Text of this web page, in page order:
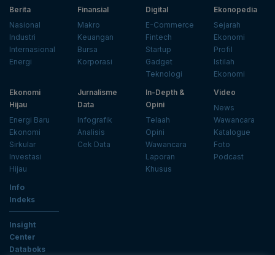
Berita
Nasional
Industri
Internasional
Energi
Finansial
Makro
Keuangan
Bursa
Korporasi
Digital
E-Commerce
Fintech
Startup
Gadget
Teknologi
Ekonopedia
Sejarah
Ekonomi
Profil
Istilah
Ekonomi
Ekonomi
Hijau
Energi Baru
Ekonomi
Sirkular
Investasi
Hijau
Jurnalisme
Data
Infografik
Analisis
Cek Data
In-Depth &
Opini
Telaah
Opini
Wawancara
Laporan
Khusus
Video
News
Wawancara
Katalogue
Foto
Podcast
Info
Indeks
Insight
Center
Databoks